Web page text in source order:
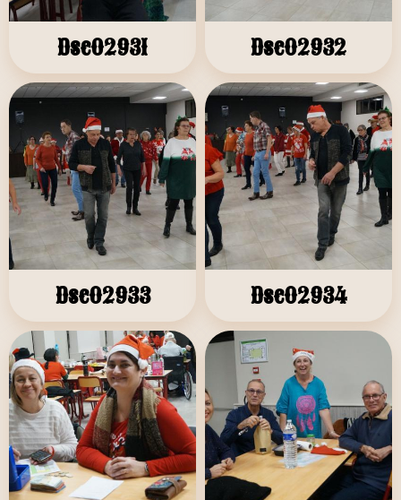
Dsc02931 Dsc02932
Dsc02933 Dsc02934